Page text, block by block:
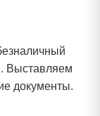
Выставляем
документы.